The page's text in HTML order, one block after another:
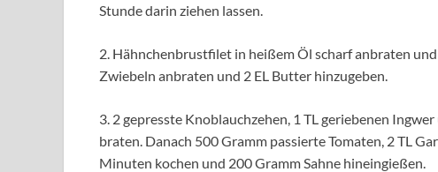
Stunde darin ziehen lassen.
2. Hähnchenbrustfilet in heißem Öl scharf anbraten
Zwiebeln anbraten und 2 EL Butter hinzugeben.
3. 2 gepresste Knoblauchzehen, 1 TL geriebenen
braten. Danach 500 Gramm passierte Tomaten, 2 TL
Minuten kochen und 200 Gramm Sahne hineingießen.